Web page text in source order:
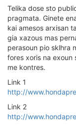
Telika dose sto
pragmata. Ginete
kai amesos arxisan
gia xazous mas
perasoun pio sklhra
fores xoris na exoun
me kontres.
Link 1
http://
Link 2
http://
ΑΓΩΝΙΣΤΙΚΑ
ΑΓΩΝΕΣ/
ΑΓΟΡΑ
ΠΩΛΗΣΕΙΣ
2ΤΡΟΧΟΙ